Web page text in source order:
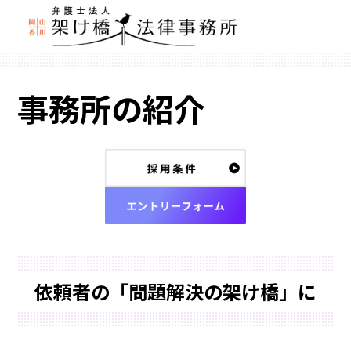
事務所の紹介
タ
採
用
条
タ
フ
エ
ン
依頼者の「問題解決の架け橋」に